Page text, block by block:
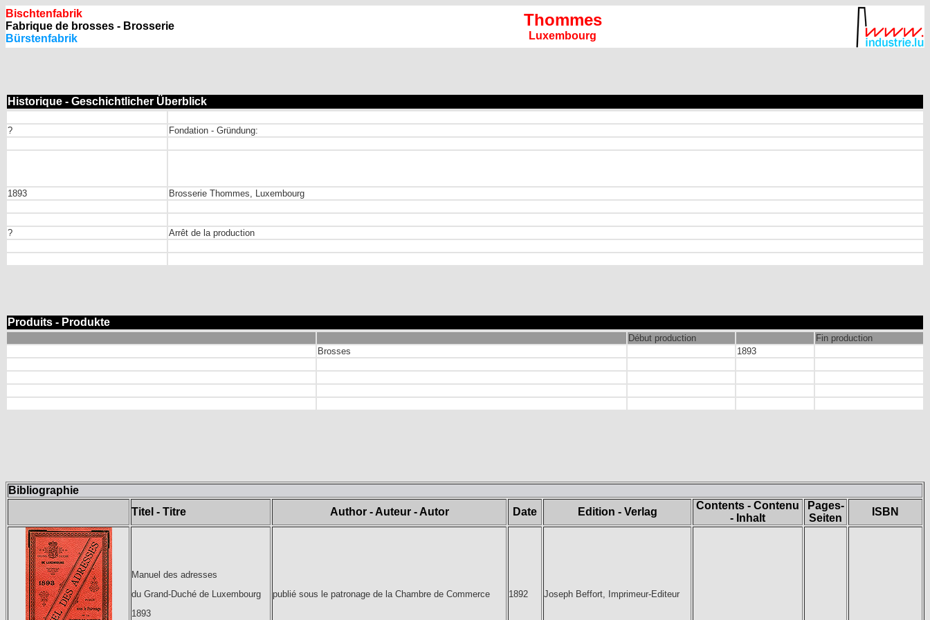
Bischtenfabrik
Fabrique de brosses - Brosserie
Bürstenfabrik
Thommes
Luxembourg
Historique - Geschichtlicher Überblick
? Fondation - Gründung:
1893 Brosserie Thommes, Luxembourg
? Arrêt de la production
Produits - Produkte
Début production
Fin production
Brosses
1893
Bibliographie
Titel - Titre
Author - Auteur - Autor Date Edition - Verlag
Contents - Contenu
- Inhalt
Pages-
Seiten
ISBN
Manuel des adresses
du Grand-Duché de Luxembourg
1893
publié sous le patronage de la Chambre de Commerce 1892 Joseph Beffort, Imprimeur-Editeur